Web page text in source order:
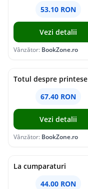
53.10 RON
Vezi detalii
Vânzător: BookZone.ro
Totul despre printese
67.40 RON
Vezi detalii
Vânzător: BookZone.ro
La cumparaturi
44.00 RON